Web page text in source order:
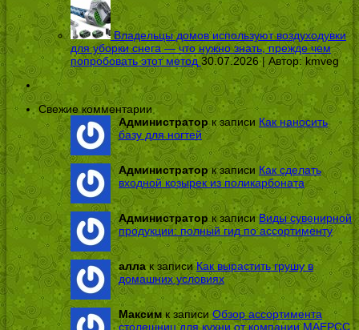
Владельцы домов используют воздуходувки
для уборки снега — что нужно знать, прежде чем
попробовать этот метод 30.07.2026 | Автор: kmveg
Свежие комментарии
Администраторк записи Как наносить
базу для ногтей
Администраторк записи Как сделать
входной козырек из поликарбоната
Администратор к записи Виды сувенирной
продукции: полный гид по ассортименту
аллак записиКак вырастить грушу в
домашних условиях
Максимк записи Обзор ассортимента
столешниц для кухни от компании МАЕРСС